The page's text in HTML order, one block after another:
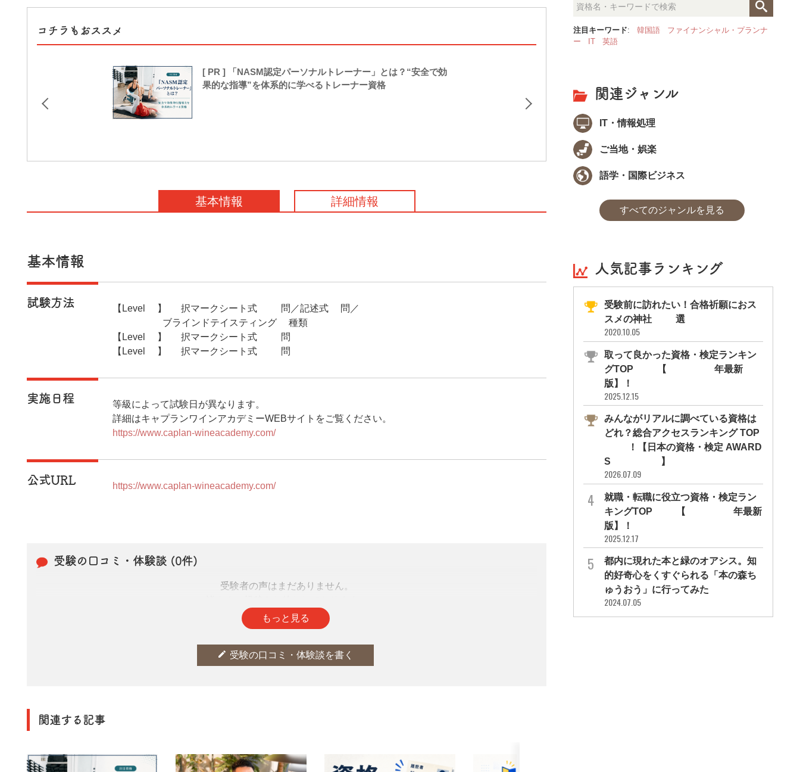
コチラもおススメ
[ PR ] 「NASM認定パーソナルトレーナー」とは？“安全で効
果的な指導”を体系的に学べるトレーナー資格
irit Education Trust)
Wine&Spirit Education Trust(WSET®)は、ロ
ンドンに本部を置く世界最大の酒類教育機関
が認定するワインの国際資格です。ワインを
知識を学び、世界標準の品質評価をすること
ができるようになります。現在では世界7
0カ国以上、初心者からワイン業界のプロフ
ェッショナルまで、年間13,000人以
基本情報 詳細情報
基本情報
試験方法
【Level3】 4択マークシート式50問／記述式3問／
ブラインドテイスティング2種類
【Level2】 4択マークシート式30問
【Level1】 4択マークシート式30問
実施日程
等級によって試験日が異なります。
詳細はキャプランワインアカデミーWEBサイトをご覧ください。
https://www.caplan-wineacademy.com/
公式URL https://www.caplan-wineacademy.com/
受験の口コミ・体験談 (0件)
受験者の声はまだありません。
もっと見る
edit 受験の口コミ・体験談を書く
関連する記事
注目キーワード: 韓国語
ファイナンシャル・プランナ
ー
IT 英語
関連ジャンル
IT・情報処理
ご当地・娯楽
語学・国際ビジネス
すべてのジャンルを見る
人気記事ランキング
受験前に訪れたい！合格祈願におス
スメの神社11選
2020.10.05
取って良かった資格・検定ランキン
グTOP10【2026年最新
版】！
2025.12.15
みんながリアルに調べている資格は
どれ？総合アクセスランキング TOP
10！【日本の資格・検定 AWARD
S 2026】
2026.07.09
就職・転職に役立つ資格・検定ラン
キングTOP30【2026年最新
版】！
2025.12.17
都内に現れた本と緑のオアシス。知
的好奇心をくすぐられる「本の森ち
ゅうおう」に行ってみた
2024.07.05